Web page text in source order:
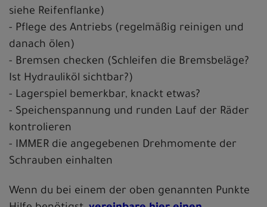
siehe Reifenflanke)
- Pflege des Antriebs (regelmäßig reinigen und
danach ölen)
- Bremsen checken (Schleifen die Bremsbeläge?
Ist Hydrauliköl sichtbar?)
- Lagerspiel bemerkbar, knackt etwas?
- Speichenspannung und runden Lauf der Räder
kontrolieren
- IMMER die angegebenen Drehmomente der
Schrauben einhalten
Wenn du bei einem der oben genannten Punkte